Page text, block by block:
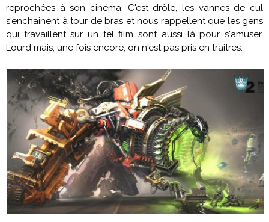
reprochées à son cinéma. C'est drôle, les vannes de cul
s'enchainent à tour de bras et nous rappellent que les gens
qui travaillent sur un tel film sont aussi là pour s'amuser.
Lourd mais, une fois encore, on n'est pas pris en traitres.